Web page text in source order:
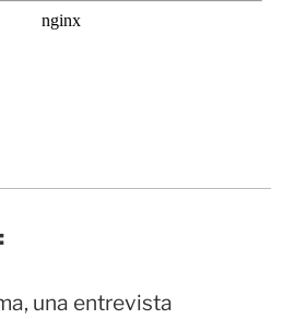
una entrevista